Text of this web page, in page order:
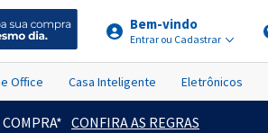
Bem-vindo
Entrar ou Cadastrar
Office Casa Inteligente Eletrônicos
CONFIRA AS REGRAS